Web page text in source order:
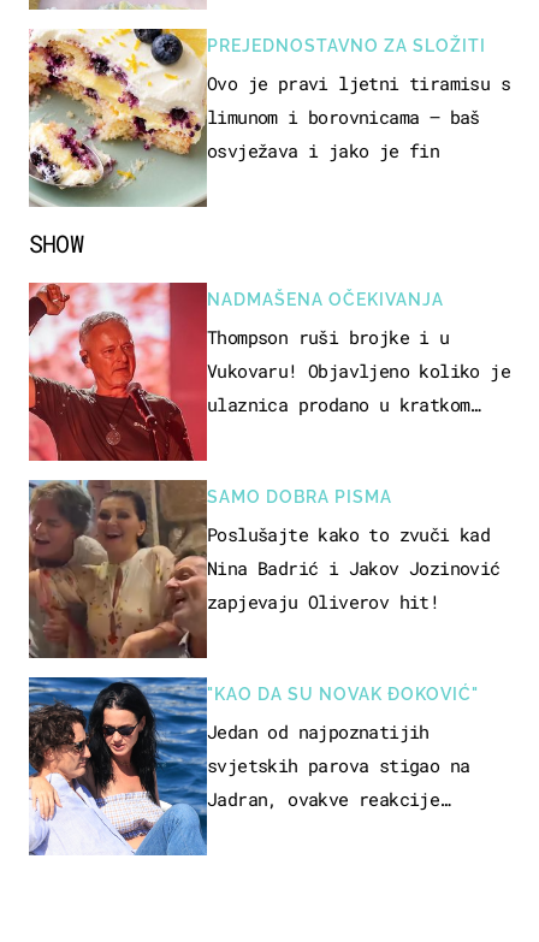
SHOW
NADMAŠENA OČEKIVANJA
Thompson ruši brojke i u
Vukovaru! Objavljeno koliko je
ulaznica prodano u kratkom
SAMO DOBRA PISMA
Poslušajte kako to zvuči kad
Nina Badrić i Jakov Jozinović
zapjevaju Oliverov hit!
"KAO DA SU NOVAK ĐOKOVIĆ"
Jedan od najpoznatijih
svjetskih parova stigao na
Jadran, ovakve reakcije
PREJEDNOSTAVNO ZA SLOŽITI
Ovo je pravi ljetni tiramisu s
limunom i borovnicama – baš
osvježava i jako je fin